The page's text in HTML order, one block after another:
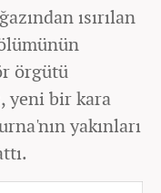
ısırılan
örgütü
yeni bir kara
yakınları